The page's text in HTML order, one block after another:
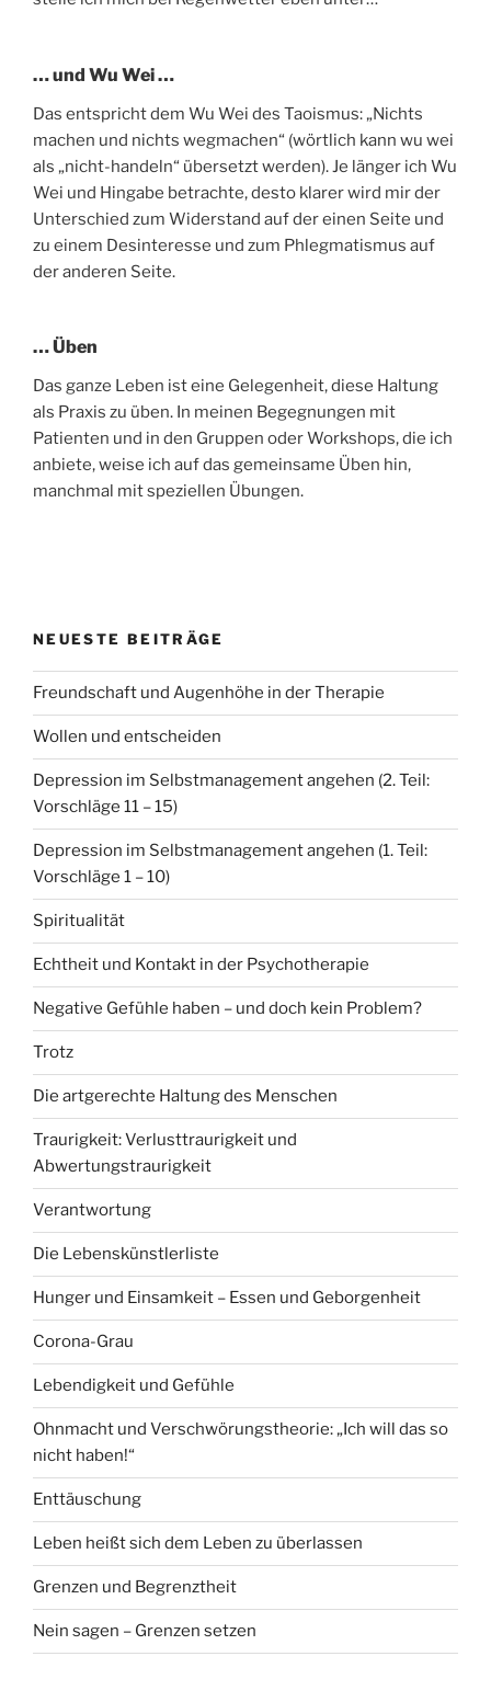
… und Wu Wei …
Das entspricht dem Wu Wei des Taoismus: „Nichts
machen und nichts wegmachen“ (wörtlich kann wu wei
als „nicht-handeln“ übersetzt werden). Je länger ich Wu
Wei und Hingabe betrachte, desto klarer wird mir der
Unterschied zum Widerstand auf der einen Seite und
zu einem Desinteresse und zum Phlegmatismus auf
der anderen Seite.
… Üben
Das ganze Leben ist eine Gelegenheit, diese Haltung
als Praxis zu üben. In meinen Begegnungen mit
Patienten und in den Gruppen oder Workshops, die ich
anbiete, weise ich auf das gemeinsame Üben hin,
manchmal mit speziellen Übungen.
NEUESTE BEITRÄGE
Freundschaft und Augenhöhe in der Therapie
Wollen und entscheiden
Depression im Selbstmanagement angehen (2. Teil:
Vorschläge 11 – 15)
Depression im Selbstmanagement angehen (1. Teil:
Vorschläge 1 – 10)
Spiritualität
Echtheit und Kontakt in der Psychotherapie
Negative Gefühle haben – und doch kein Problem?
Trotz
Die artgerechte Haltung des Menschen
Traurigkeit: Verlusttraurigkeit und
Abwertungstraurigkeit
Verantwortung
Die Lebenskünstlerliste
Hunger und Einsamkeit – Essen und Geborgenheit
Corona-Grau
Lebendigkeit und Gefühle
Ohnmacht und Verschwörungstheorie: „Ich will das so
nicht haben!“
Enttäuschung
Leben heißt sich dem Leben zu überlassen
Grenzen und Begrenztheit
Nein sagen – Grenzen setzen